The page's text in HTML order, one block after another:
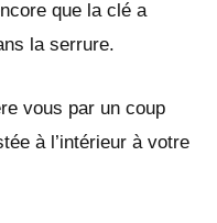
que la clé a
la serrure.
vous par un coup
à l’intérieur à votre